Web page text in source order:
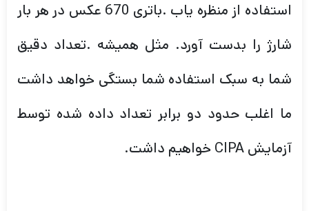
استفاده از منظره یاب .باتری 670 عکس در هر بار
شارژ را بدست آورد. مثل همیشه .تعداد دقیق
شما به سبک استفاده شما بستگی خواهد داشت
ما اغلب حدود دو برابر تعداد داده شده توسط
آزمایش CIPA خواهیم داشت.